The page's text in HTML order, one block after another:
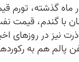
گندم در ماه گذشته،
با گندم، قیمت
در روزهای اخیر